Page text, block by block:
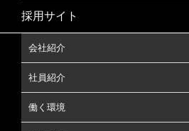
採用サイト
会社紹介
社員紹介
働く環境